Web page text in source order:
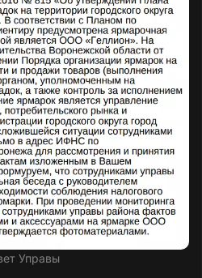
Управы